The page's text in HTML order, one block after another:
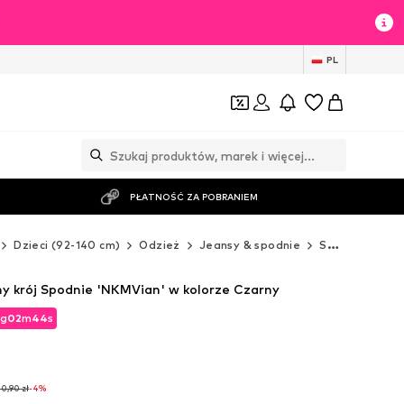
PL
PŁATNOŚĆ ZA POBRANIEM
Dzieci (92-140 cm) Odzież Jeansy & spodnie Spodnie
g02m42s
zł-4%
g02m42s
krój Spodnie 'NKMVian' w kolorze Czarny